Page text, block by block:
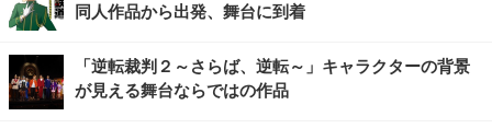
同人作品から出発、舞台に到着
「逆転裁判２～さらば、逆転～」キャラクターの背景
が見える舞台ならではの作品